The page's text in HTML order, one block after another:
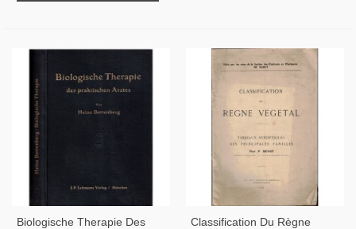
Biologische Therapie Des
Classification Du Règne